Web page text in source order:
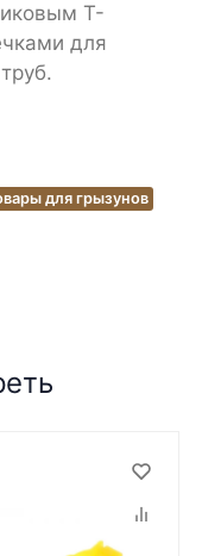
Т-
для
для грызунов